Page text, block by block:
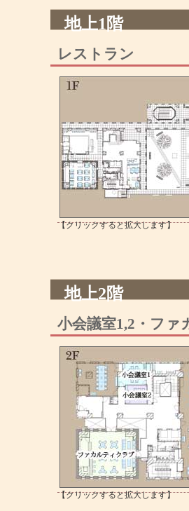
地上1階
レストラン
【クリックすると拡大します】
地上2階
小会議室1,2・ファ
【クリックすると拡大します】